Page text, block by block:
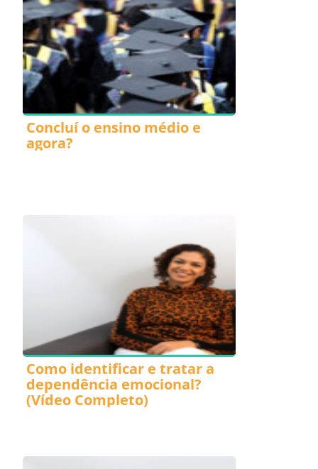
Concluí o ensino médio e
agora?
Como identificar e tratar a
dependência emocional?
(Vídeo Completo)